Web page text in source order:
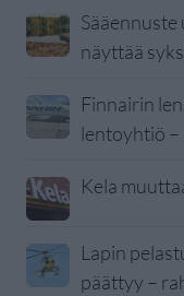
näyttää
Finnairin
lentoyhtiö
Kela
Lapin
päättyy –